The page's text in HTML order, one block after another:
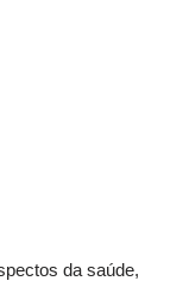
da saúde,